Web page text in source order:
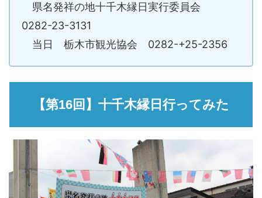
県名発祥の地十千木縁日実行委員会
0282-23-3131
当日 栃木市観光協会 0282-+25-2356
【第16回】十千木縁日行ってみた